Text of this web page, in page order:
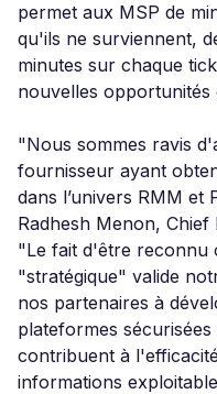
permet aux MSP de
qu'ils ne surviennent,
minutes sur chaque
nouvelles opportunités
"Nous sommes ravis
fournisseur ayant
dans l’univers RMM et
Radhesh Menon,
"Le fait d'être reconnu
"stratégique" valide
nos partenaires à
plateformes
contribuent à
informations